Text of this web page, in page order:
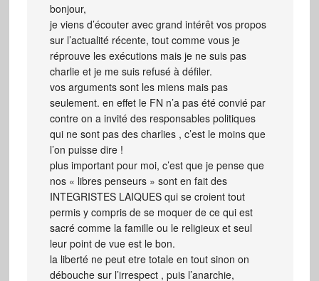
bonjour,
je viens d’écouter avec grand intérêt vos propos
sur l’actualité récente, tout comme vous je
réprouve les exécutions mais je ne suis pas
charlie et je me suis refusé à défiler.
vos arguments sont les miens mais pas
seulement. en effet le FN n’a pas été convié par
contre on a invité des responsables politiques
qui ne sont pas des charlies , c’est le moins que
l’on puisse dire !
plus important pour moi, c’est que je pense que
nos « libres penseurs » sont en fait des
INTEGRISTES LAIQUES qui se croient tout
permis y compris de se moquer de ce qui est
sacré comme la famille ou le religieux et seul
leur point de vue est le bon.
la liberté ne peut etre totale en tout sinon on
débouche sur l’irrespect , puis l’anarchie,